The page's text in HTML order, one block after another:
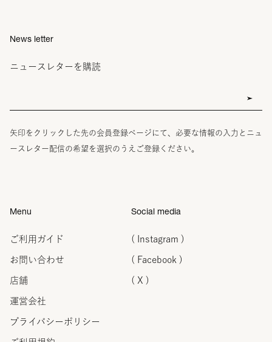
News letter
ニュースレターを購読
矢印をクリックした先の会員登録ページにて、必要な情報の入力とニュ
ースレター配信の希望を選択のうえご登録ください。
Menu
ご利用ガイド
お問い合わせ
店舗
運営会社
プライバシーポリシー
Social media
( Instagram )
( Facebook )
( X )